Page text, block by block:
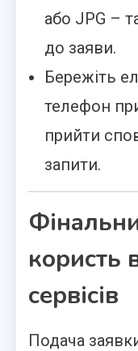
або JPG –
до заяви.
Бережіть
телефон
прийти
запити.
користь
сервісів
Подача